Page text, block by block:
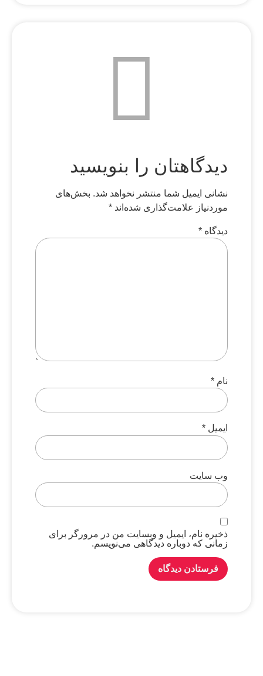
دیدگاهتان را بنویسید
نشانی ایمیل شما منتشر نخواهد شد. بخش‌های
موردنیاز علامت‌گذاری شده‌اند *
دیدگاه *
نام *
ایمیل *
وب‌ سایت
ذخیره نام، ایمیل و وبسایت من در مرورگر برای
زمانی که دوباره دیدگاهی می‌نویسم.